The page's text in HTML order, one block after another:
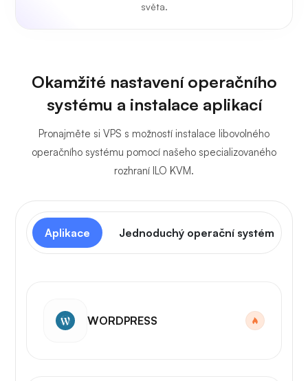
světa.
Okamžité nastavení operačního
systému a instalace aplikací
Pronajměte si VPS s možností instalace libovolného
operačního systému pomocí našeho specializovaného
rozhraní ILO KVM.
Aplikace Jednoduchý operační systém
WORDPRESS